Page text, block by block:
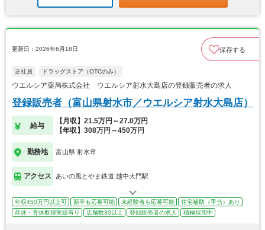
更新日：2026年6月18日 保存する
正社員 ドラッグストア（OTCのみ）
ウエルシア薬局株式会社 ウエルシア射水大島店の登録販売者の求人
登録販売者（富山県射水市／ウエルシア射水大島店）
給与
【月収】21.5万円～27.0万円
【年収】308万円～450万円
勤務地 富山県 射水市
アクセス あいの風とやま鉄道 越中大門駅
年収450万円以上可 新卒も応募可能 未経験者も応募可能
住宅補助（手当）あり
産休・育休取得実績有り
店舗数30以上 登録販売者の求人 積極採用中